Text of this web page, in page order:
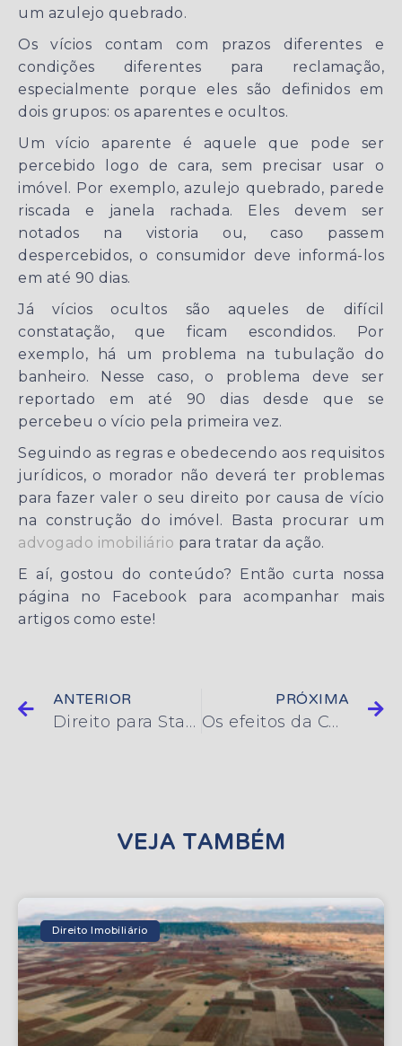
um azulejo quebrado.
Os vícios contam com prazos diferentes e
condições diferentes para reclamação,
especialmente porque eles são definidos em
dois grupos: os aparentes e ocultos.
Um vício aparente é aquele que pode ser
percebido logo de cara, sem precisar usar o
imóvel. Por exemplo, azulejo quebrado, parede
riscada e janela rachada. Eles devem ser
notados na vistoria ou, caso passem
despercebidos, o consumidor deve informá-los
em até 90 dias.
Já vícios ocultos são aqueles de difícil
constatação, que ficam escondidos. Por
exemplo, há um problema na tubulação do
banheiro. Nesse caso, o problema deve ser
reportado em até 90 dias desde que se
percebeu o vício pela primeira vez.
Seguindo as regras e obedecendo aos requisitos
jurídicos, o morador não deverá ter problemas
para fazer valer o seu direito por causa de vício
na construção do imóvel. Basta procurar um
advogado imobiliário para tratar da ação.
E aí, gostou do conteúdo? Então curta nossa
página no Facebook para acompanhar mais
artigos como este!
ANTERIOR
Direito para Startups: posso usar marca do concorrente no AdWords?
PRÓXIMA
Os efeitos da COVID-19 na inexecução dos contratos de locação
VEJA TAMBÉM
Direito Imobiliário